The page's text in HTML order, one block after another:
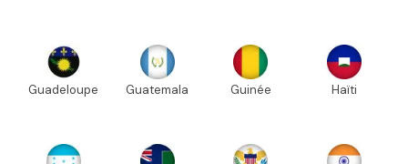
Guadeloupe Guatemala Guinée Haïti